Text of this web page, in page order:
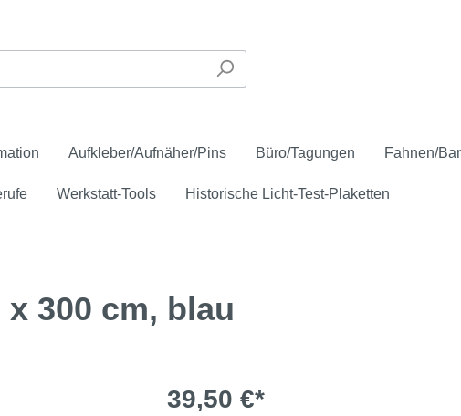
Aufkleber/Aufnäher/Pins Büro/Tagungen Fahnen/
Werkstatt-Tools Historische Licht-Test-Plaketten
Anerkannter Prüfstützpunkt
Formulare
Aufnäher
Großflächenplakate
HU/AU
Zubehör
300 cm, blau
39,50 €*